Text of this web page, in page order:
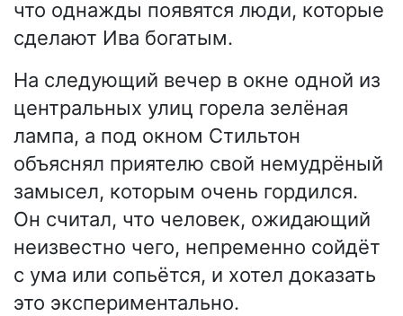
что однажды появятся люди, которые
сделают Ива богатым.
На следующий вечер в окне одной из
центральных улиц горела зелёная
лампа, а под окном Стильтон
объяснял приятелю свой немудрёный
замысел, которым очень гордился.
Он считал, что человек, ожидающий
неизвестно чего, непременно сойдёт
с ума или сопьётся, и хотел доказать
это экспериментально.